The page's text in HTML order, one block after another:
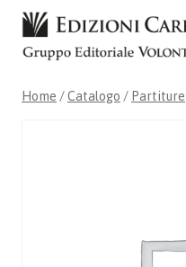
Salta
contenuto
Home /Catalogo / Partiture